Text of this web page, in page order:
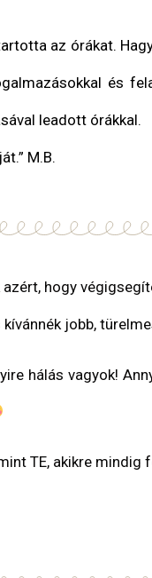
az órákat.
és
leadott órákkal.
M.B.
hogy
jobb,
hálás vagyok!
TE, akikre